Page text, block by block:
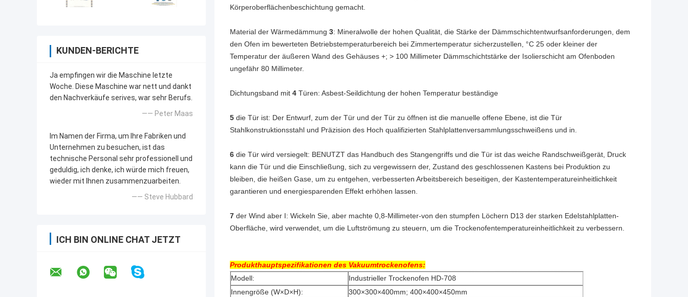
KUNDEN-BERICHTE
Ja empfingen wir die Maschine letzte
Woche. Diese Maschine war nett und dankt
den Nachverkäufe serives, war sehr Berufs.
—— Peter Maas
Im Namen der Firma, um Ihre Fabriken und
Unternehmen zu besuchen, ist das
technische Personal sehr professionell und
geduldig, ich denke, ich würde mich freuen,
wieder mit Ihnen zusammenzuarbeiten.
—— Steve Hubbard
ICH BIN ONLINE CHAT JETZT
Körperoberflächenbeschichtung gemacht.
Material der Wärmedämmung 3: Mineralwolle der hohen Qualität, die Stärke der Dämmschichtentwurfsanforderungen, dem
den Ofen im bewerteten Betriebstemperaturbereich bei Zimmertemperatur sicherzustellen, °C 25 oder kleiner der
Temperatur der äußeren Wand des Gehäuses +; > 100 Millimeter Dämmschichtstärke der Isolierschicht am Ofenboden
ungefähr 80 Millimeter.
Dichtungsband mit 4 Türen: Asbest-Seildichtung der hohen Temperatur beständige
5 die Tür ist: Der Entwurf, zum der Tür und der Tür zu öffnen ist die manuelle offene Ebene, ist die Tür
Stahlkonstruktionsstahl und Präzision des Hoch qualifizierten Stahlplattenversammlungsschweißens und in.
6 die Tür wird versiegelt: BENUTZT das Handbuch des Stangengriffs und die Tür ist das weiche Randschweißgerät, Druck
kann die Tür und die Einschließung, sich zu vergewissern der, Zustand des geschlossenen Kastens bei Produktion zu
bleiben, die heißen Gase, um zu entgehen, verbesserten Arbeitsbereich beseitigen, der Kastentemperatureinheitlichkeit
garantieren und energiesparenden Effekt erhöhen lassen.
7 der Wind aber I: Wickeln Sie, aber machte 0,8-Millimeter-von den stumpfen Löchern D13 der starken Edelstahlplatten-
Oberfläche, wird verwendet, um die Luftströmung zu steuern, um die Trockenofentemperatureinheitlichkeit zu verbessern.
Produkthauptspezifikationen des Vakuumtrockenofens:
Modell:
Industrieller Trockenofen HD-708
Innengröße (W×D×H):
300×300×400mm; 400×400×450mm